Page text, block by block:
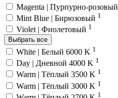
Magenta | Пурпурно-розовый
Mint Blue | Бирюзовый 1
Violet | Фиолетовый 1
Выбрать все
White | Белый 6000 K 1
Day | Дневной 4000 K 1
Warm | Тёплый 3500 K 1
Warm | Тёплый 3000 K 1
1